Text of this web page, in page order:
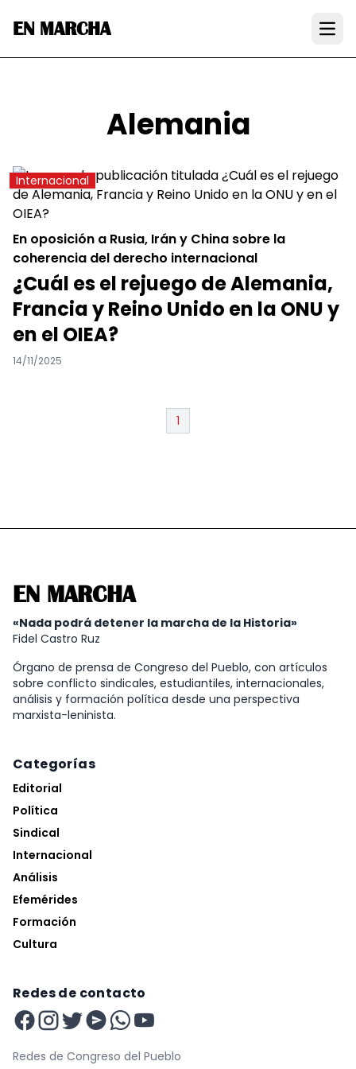
EN MARCHA
Alemania
Internacional
En oposición a Rusia, Irán y China sobre la
coherencia del derecho internacional
¿Cuál es el rejuego de Alemania,
Francia y Reino Unido en la ONU y
en el OIEA?
14/11/2025
1
EN MARCHA
«Nada podrá detener la marcha de la Historia»
Fidel Castro Ruz
Órgano de prensa de Congreso del Pueblo, con artículos
sobre conflicto sindicales, estudiantiles, internacionales,
análisis y formación política desde una perspectiva
marxista-leninista.
Categorías
Editorial
Política
Sindical
Internacional
Análisis
Efemérides
Formación
Cultura
Redes de contacto
Redes de Congreso del Pueblo